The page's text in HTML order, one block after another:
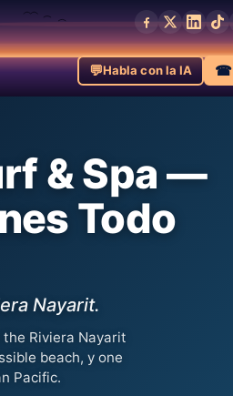
💬Habla con la IA ☎
& Spa —
Todo
Nayarit.
Riviera Nayarit
beach, y one
Pacific.